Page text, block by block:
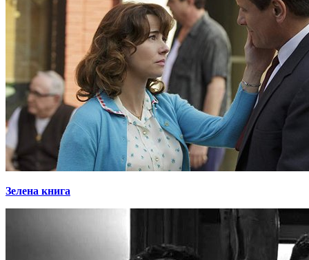
Зелена книга